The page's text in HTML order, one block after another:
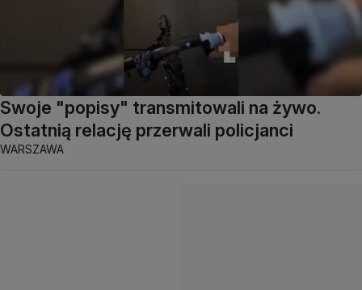
Swoje "popisy" transmitowali na żywo.
Ostatnią relację przerwali policjanci
WARSZAWA